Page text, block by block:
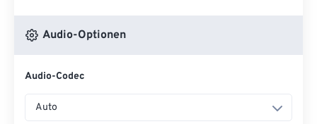
Audio-Optionen
Audio-Codec
Auto